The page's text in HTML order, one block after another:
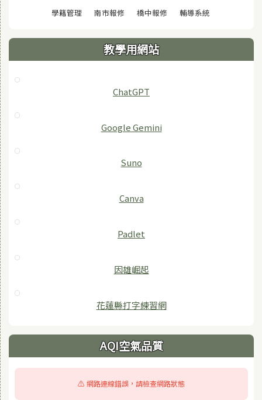
學籍管理(另開視窗)
南市報修(另開視窗)
橋中報修(另開視窗)
輔導系統(另開視窗)
教學用網站
ChatGPT
‎Google Gemini
Suno
Canva
Padlet
因雄崛起
花蓮縣打字練習網
AQI空氣品質
⚠️ 網路連線錯誤，請檢查網路狀態